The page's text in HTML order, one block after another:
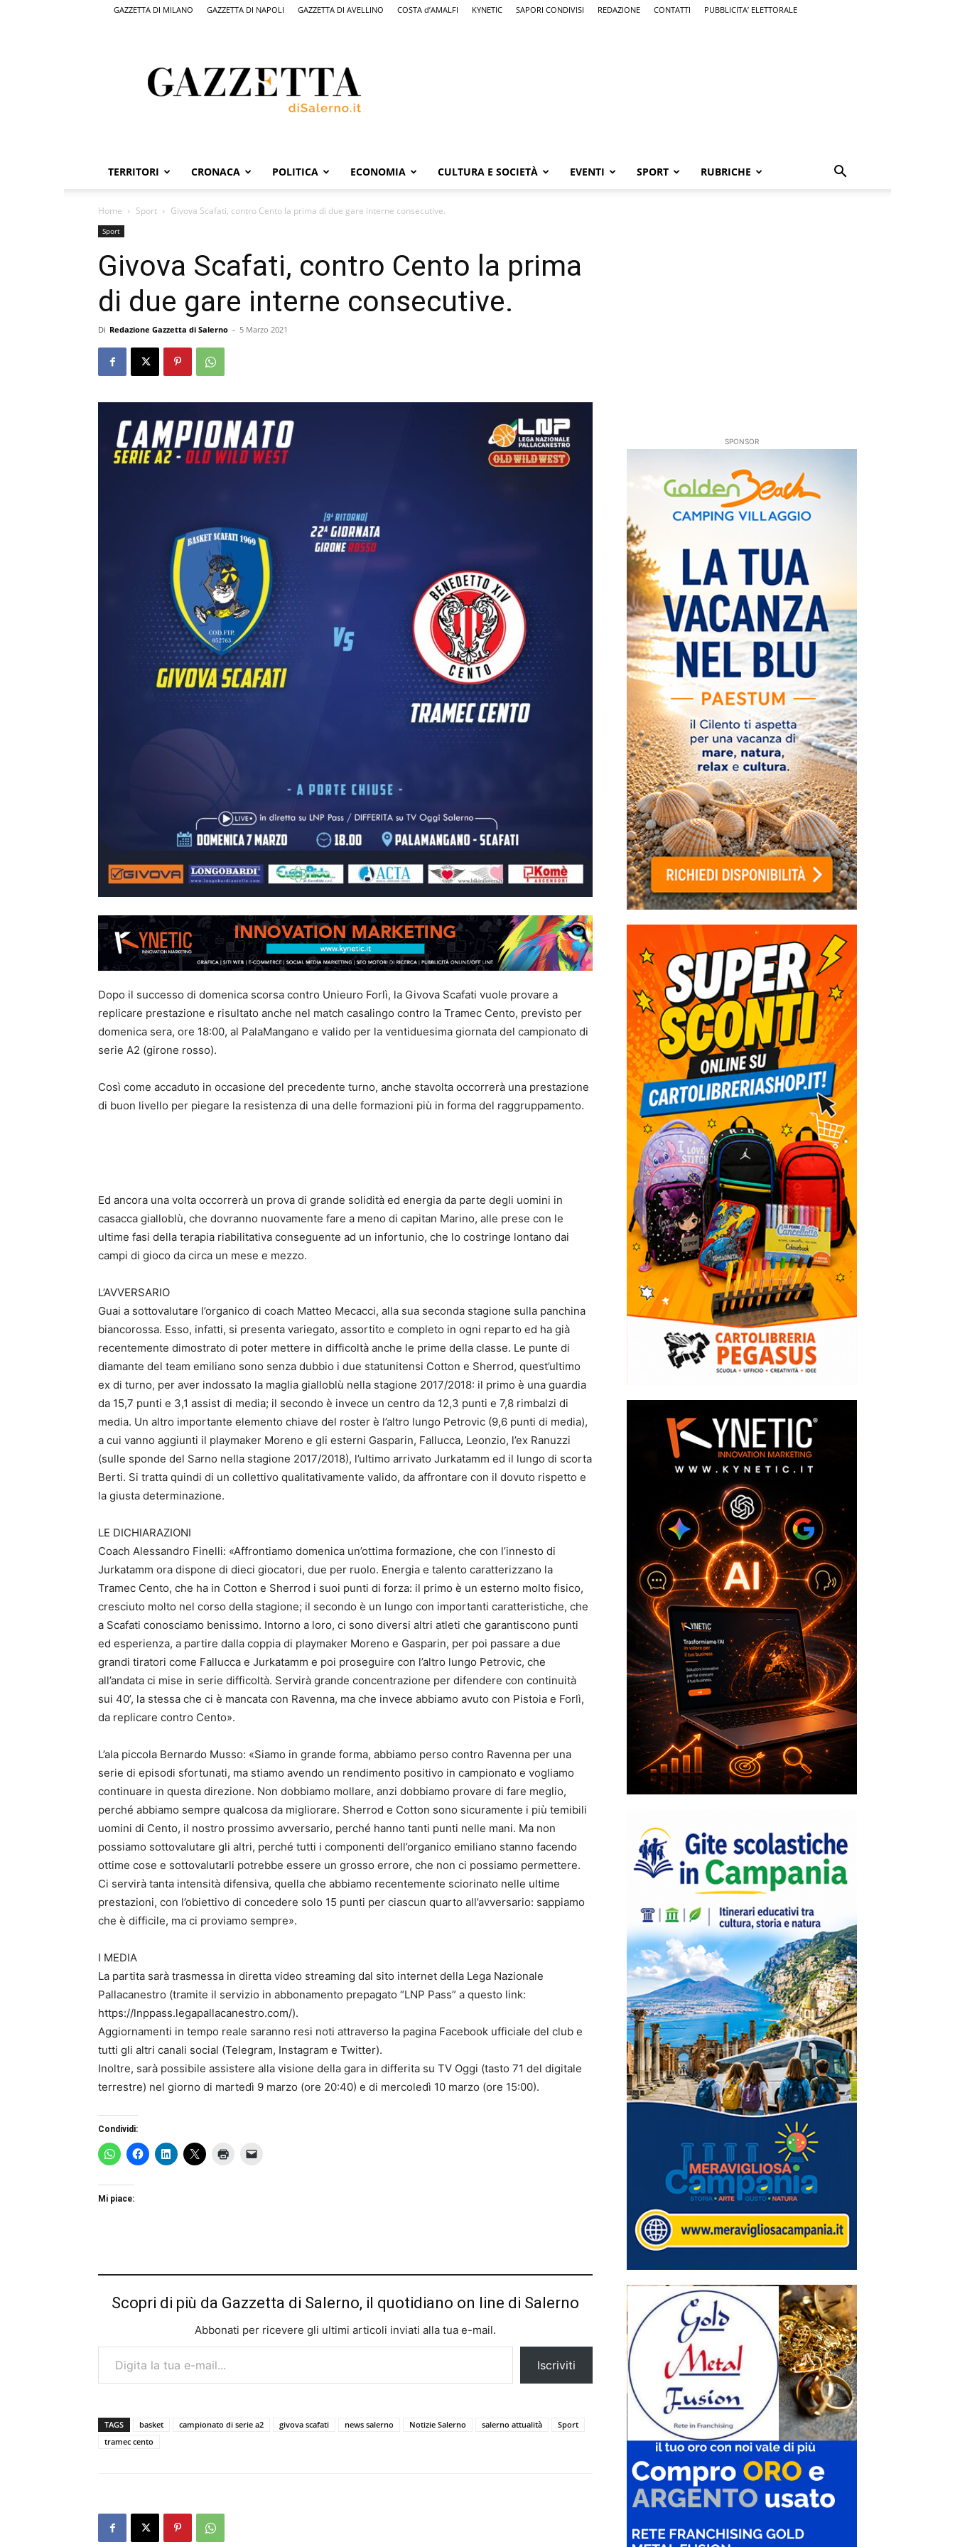
GAZZETTA DI MILANO GAZZETTA DI NAPOLI GAZZETTA DI AVELLINO COSTA d’AMALFI KYNETIC SAPORI CONDIVISI REDAZIONE CONTATTI PUBBLICITA’ ELETTORALE
Salerno,
il
quotidiano
Salerno
TERRITORI CRONACA POLITICA ECONOMIA CULTURA E SOCIETÀ EVENTI SPORT RUBRICHE
Home Sport Givova Scafati, contro Cento la prima di due gare interne consecutive.
Sport
Givova Scafati, contro Cento la prima
di due gare interne consecutive.
Di Redazione Gazzetta di Salerno - 5 Marzo 2021
Dopo il successo di domenica scorsa contro Unieuro Forlì, la Givova Scafati vuole provare a
replicare prestazione e risultato anche nel match casalingo contro la Tramec Cento, previsto per
domenica sera, ore 18:00, al PalaMangano e valido per la ventiduesima giornata del campionato di
serie A2 (girone rosso).
Così come accaduto in occasione del precedente turno, anche stavolta occorrerà una prestazione
di buon livello per piegare la resistenza di una delle formazioni più in forma del raggruppamento.
Ed ancora una volta occorrerà un prova di grande solidità ed energia da parte degli uomini in
casacca gialloblù, che dovranno nuovamente fare a meno di capitan Marino, alle prese con le
ultime fasi della terapia riabilitativa conseguente ad un infortunio, che lo costringe lontano dai
campi di gioco da circa un mese e mezzo.
L’AVVERSARIO
Guai a sottovalutare l’organico di coach Matteo Mecacci, alla sua seconda stagione sulla panchina
biancorossa. Esso, infatti, si presenta variegato, assortito e completo in ogni reparto ed ha già
recentemente dimostrato di poter mettere in difficoltà anche le prime della classe. Le punte di
diamante del team emiliano sono senza dubbio i due statunitensi Cotton e Sherrod, quest’ultimo
ex di turno, per aver indossato la maglia gialloblù nella stagione 2017/2018: il primo è una guardia
da 15,7 punti e 3,1 assist di media; il secondo è invece un centro da 12,3 punti e 7,8 rimbalzi di
media. Un altro importante elemento chiave del roster è l’altro lungo Petrovic (9,6 punti di media),
a cui vanno aggiunti il playmaker Moreno e gli esterni Gasparin, Fallucca, Leonzio, l’ex Ranuzzi
(sulle sponde del Sarno nella stagione 2017/2018), l’ultimo arrivato Jurkatamm ed il lungo di scorta
Berti. Si tratta quindi di un collettivo qualitativamente valido, da affrontare con il dovuto rispetto e
la giusta determinazione.
LE DICHIARAZIONI
Coach Alessandro Finelli: «Affrontiamo domenica un’ottima formazione, che con l’innesto di
Jurkatamm ora dispone di dieci giocatori, due per ruolo. Energia e talento caratterizzano la
Tramec Cento, che ha in Cotton e Sherrod i suoi punti di forza: il primo è un esterno molto fisico,
cresciuto molto nel corso della stagione; il secondo è un lungo con importanti caratteristiche, che
a Scafati conosciamo benissimo. Intorno a loro, ci sono diversi altri atleti che garantiscono punti
ed esperienza, a partire dalla coppia di playmaker Moreno e Gasparin, per poi passare a due
grandi tiratori come Fallucca e Jurkatamm e poi proseguire con l’altro lungo Petrovic, che
all’andata ci mise in serie difficoltà. Servirà grande concentrazione per difendere con continuità
sui 40’, la stessa che ci è mancata con Ravenna, ma che invece abbiamo avuto con Pistoia e Forlì,
da replicare contro Cento».
L’ala piccola Bernardo Musso: «Siamo in grande forma, abbiamo perso contro Ravenna per una
serie di episodi sfortunati, ma stiamo avendo un rendimento positivo in campionato e vogliamo
continuare in questa direzione. Non dobbiamo mollare, anzi dobbiamo provare di fare meglio,
perché abbiamo sempre qualcosa da migliorare. Sherrod e Cotton sono sicuramente i più temibili
uomini di Cento, il nostro prossimo avversario, perché hanno tanti punti nelle mani. Ma non
possiamo sottovalutare gli altri, perché tutti i componenti dell’organico emiliano stanno facendo
ottime cose e sottovalutarli potrebbe essere un grosso errore, che non ci possiamo permettere.
Ci servirà tanta intensità difensiva, quella che abbiamo recentemente sciorinato nelle ultime
prestazioni, con l’obiettivo di concedere solo 15 punti per ciascun quarto all’avversario: sappiamo
che è difficile, ma ci proviamo sempre».
I MEDIA
La partita sarà trasmessa in diretta video streaming dal sito internet della Lega Nazionale
Pallacanestro (tramite il servizio in abbonamento prepagato “LNP Pass” a questo link:
https://lnppass.legapallacanestro.com/).
Aggiornamenti in tempo reale saranno resi noti attraverso la pagina Facebook ufficiale del club e
tutti gli altri canali social (Telegram, Instagram e Twitter).
Inoltre, sarà possibile assistere alla visione della gara in differita su TV Oggi (tasto 71 del digitale
terrestre) nel giorno di martedì 9 marzo (ore 20:40) e di mercoledì 10 marzo (ore 15:00).
Condividi:
Mi piace:
Scopri di più da Gazzetta di Salerno, il quotidiano on line di Salerno
Abbonati per ricevere gli ultimi articoli inviati alla tua e-mail.
Digita la tua e-mail...
Iscriviti
TAGS basket campionato di serie a2 givova scafati news salerno Notizie Salerno salerno attualità
Sport
tramec cento
SPONSOR